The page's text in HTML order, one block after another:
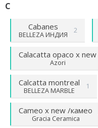
C
Cabanes
BELLEZA ИНДИЯ
2
Calacatta opaco х new
Azori
Calcatta montreal
BELLEZA MARBLE
1
Cameo х new /камео
Gracia Ceramica